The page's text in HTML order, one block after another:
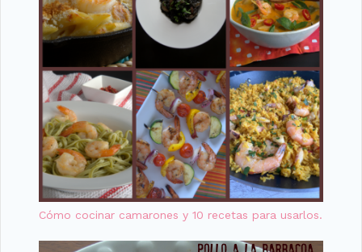
Cómo cocinar camarones y 10 recetas para usarlos.